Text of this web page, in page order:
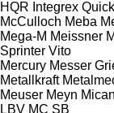
HQR Integrex
McCulloch Meba
Mega-M Meissner
Sprinter Vito
Mercury Messer
Metallkraft
Meuser Meyn
LBV MC SB